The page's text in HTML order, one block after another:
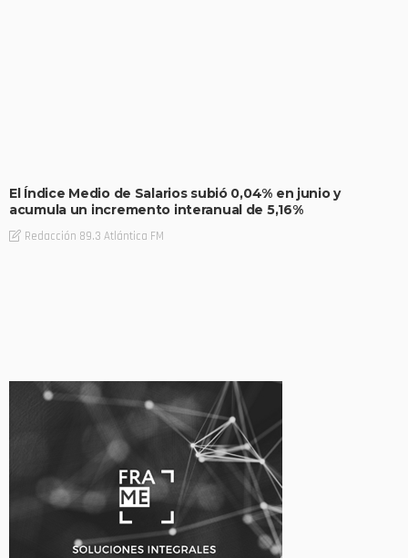
El Índice Medio de Salarios subió 0,04% en junio y
acumula un incremento interanual de 5,16%
Redacción 89.3 Atlántica FM